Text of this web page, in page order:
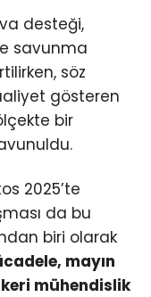
desteği,
savunma
söz
gösteren
bir
2025’te
da bu
biri olarak
mayın
mühendislik